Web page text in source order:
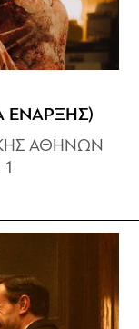
ΕΝΑΡΞΗΣ)
ΑΘΗΝΩΝ